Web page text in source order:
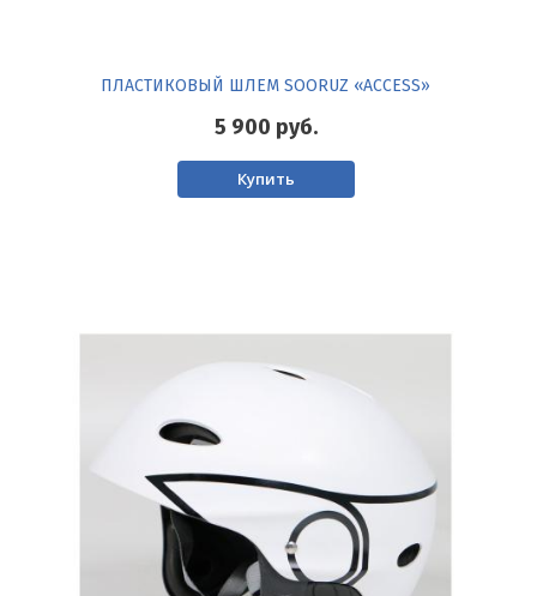
ПЛАСТИКОВЫЙ ШЛЕМ SOORUZ «ACСESS»
5 900 руб.
Купить